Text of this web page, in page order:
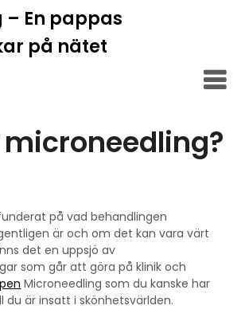
– En pappas
på nätet
på vad behandlingen
är och om det kan vara värt
det en uppsjö av
som går att göra på klinik och
Microneedling som du kanske har
du är insatt i skönhetsvärlden.